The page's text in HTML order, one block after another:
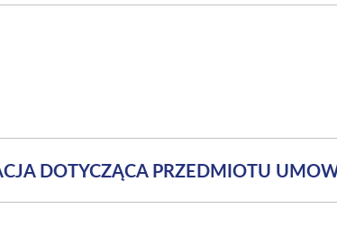
DOTYCZĄCA PRZEDMIOTU